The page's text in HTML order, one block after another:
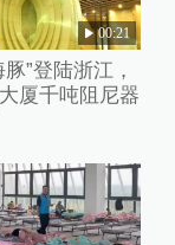
00:21
”登陆浙江，
厦千吨阻尼器